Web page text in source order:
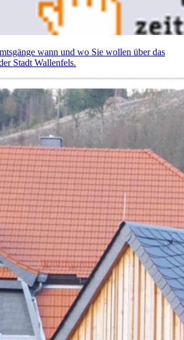
wann und wo Sie wollen über das
Stadt Wallenfels.